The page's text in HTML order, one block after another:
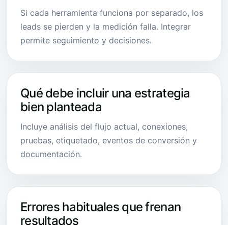
Si cada herramienta funciona por separado, los
leads se pierden y la medición falla. Integrar
permite seguimiento y decisiones.
Qué debe incluir una estrategia
bien planteada
Incluye análisis del flujo actual, conexiones,
pruebas, etiquetado, eventos de conversión y
documentación.
Errores habituales que frenan
resultados